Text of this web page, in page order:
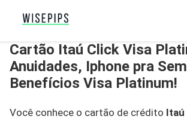
Cartão Itaú Click Visa
Anuidades, Iphone pra
Benefícios Visa Platinum!
Você conhece o cartão de crédito Itaú